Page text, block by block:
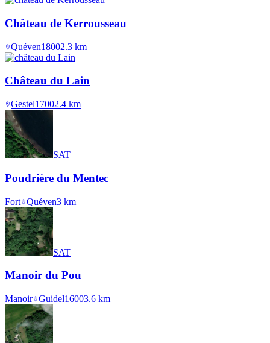
Château de Kerrousseau
Quéven18002.3 km
Château du Lain
Gestel17002.4 km
SAT
Poudrière du Mentec
Fort Quéven3 km
SAT
Manoir du Pou
Manoir Guidel16003.6 km